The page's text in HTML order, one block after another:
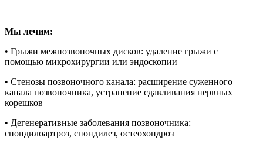
Мы лечим:
• Грыжи межпозвоночных дисков: удаление грыжи с
помощью микрохирургии или эндоскопии
• Стенозы позвоночного канала: расширение суженного
канала позвоночника, устранение сдавливания нервных
корешков
• Дегенеративные заболевания позвоночника:
спондилоартроз, спондилез, остеохондроз